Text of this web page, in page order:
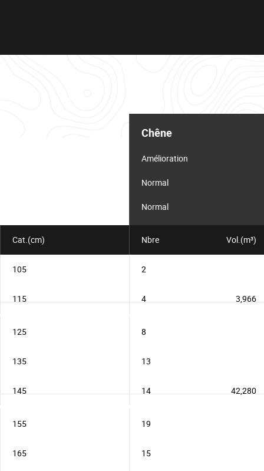
Chêne
Amélioration
Normal
Normal
Cat.(cm) Nbre Vol.(m³)
105 2
115 4 3,966
125 8
135 13
145 14 42,280
155 19
165 15